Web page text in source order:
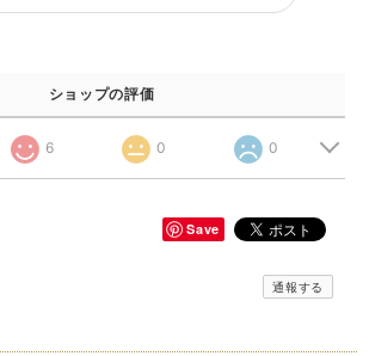
ショップの評価
6 0 0
Save
通報する